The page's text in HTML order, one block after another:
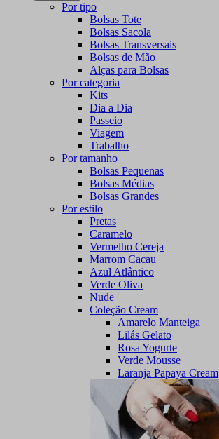
Por tipo
Bolsas Tote
Bolsas Sacola
Bolsas Transversais
Bolsas de Mão
Alças para Bolsas
Por categoria
Kits
Dia a Dia
Passeio
Viagem
Trabalho
Por tamanho
Bolsas Pequenas
Bolsas Médias
Bolsas Grandes
Por estilo
Pretas
Caramelo
Vermelho Cereja
Marrom Cacau
Azul Atlântico
Verde Oliva
Nude
Coleção Cream
Amarelo Manteiga
Lilás Gelato
Rosa Yogurte
Verde Mousse
Laranja Papaya Cream